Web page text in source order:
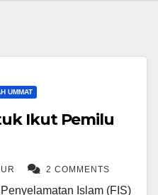
UMMAT
Ikut Pemilu
2 COMMENTS
Islam (FIS)